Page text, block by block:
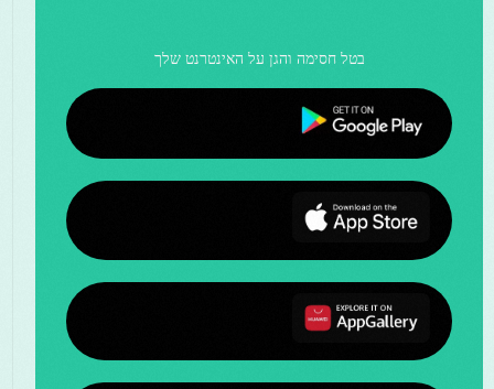
בטל חסימה והגן על האינטרנט שלך